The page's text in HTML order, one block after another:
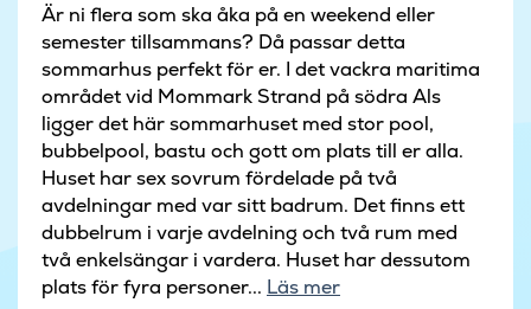
Är ni flera som ska åka på en weekend eller
semester tillsammans? Då passar detta
sommarhus perfekt för er. I det vackra maritima
området vid Mommark Strand på södra Als
ligger det här sommarhuset med stor pool,
bubbelpool, bastu och gott om plats till er alla.
Huset har sex sovrum fördelade på två
avdelningar med var sitt badrum. Det finns ett
dubbelrum i varje avdelning och två rum med
två enkelsängar i vardera. Huset har dessutom
plats för fyra personer... Läs mer